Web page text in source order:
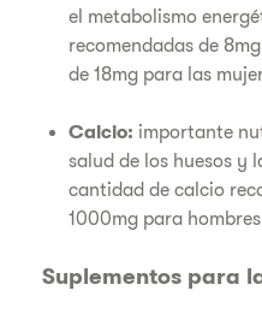
el metabolismo
recomendadas de
de 18mg para las
Calcio: importante
salud de los huesos y
cantidad de calcio
1000mg para
Suplementos para